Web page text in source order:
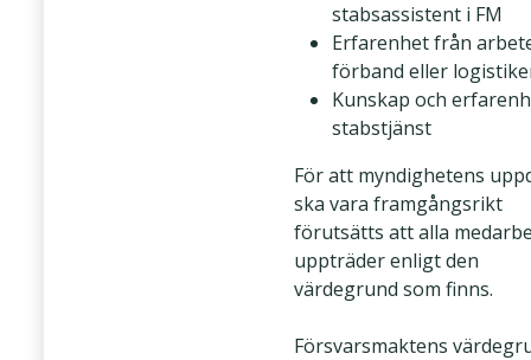
stabsassistent i FM
Erfarenhet från
förband eller
Kunskap och
stabstjänst
För att myndighetens
ska vara framgångsrikt
förutsätts att alla
uppträder enligt den
värdegrund som finns.
Försvarsmaktens